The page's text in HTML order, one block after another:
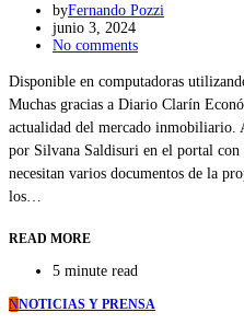
byFernando Pozzi
junio 3, 2024
No comments
Disponible en computadoras
Muchas gracias a Diario Clarín
actualidad del mercado inmobiliario.
por Silvana Saldisuri en el portal
necesitan varios documentos de la
los…
READ MORE
5 minute read
NNOTICIAS Y PRENSA